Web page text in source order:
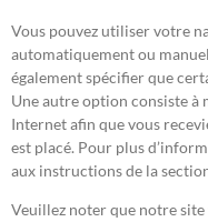
Vous pouvez utiliser votre
automatiquement ou
également spécifier que
Une autre option consiste à
Internet afin que vous
est placé. Pour plus
aux instructions de la
Veuillez noter que notre